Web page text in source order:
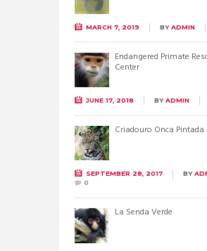
MARCH 7, 2019 BYADMIN
Endangered Primate
Center
JUNE 17, 2018 BYADMIN
Criadouro Onca Pintada
SEPTEMBER 28, 2017 BY
0
La Senda Verde